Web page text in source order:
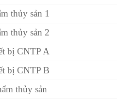
thủy sản 1
thủy sản 2
bị CNTP A
bị CNTP B
thủy sản